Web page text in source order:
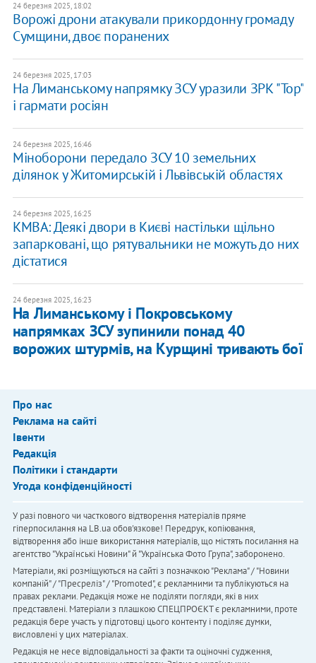
24 березня 2025, 18:02
Ворожі дрони атакували прикордонну громаду
Сумщини, двоє поранених
24 березня 2025, 17:03
На Лиманському напрямку ЗСУ уразили ЗРК "Тор"
і гармати росіян
24 березня 2025, 16:46
Міноборони передало ЗСУ 10 земельних
ділянок у Житомирській і Львівській областях
24 березня 2025, 16:25
КМВА: Деякі двори в Києві настільки щільно
запарковані, що рятувальники не можуть до них
дістатися
24 березня 2025, 16:23
На Лиманському і Покровському
напрямках ЗСУ зупинили понад 40
ворожих штурмів, на Курщині тривають бої
Про нас
Реклама на сайті
Івенти
Редакція
Політики і стандарти
Угода конфіденційності
У разі повного чи часткового відтворення матеріалів пряме
гіперпосилання на LB.ua обов'язкове! Передрук, копіювання,
відтворення або інше використання матеріалів, що містять посилання на
агентство "Українськi Новини" й "Українська Фото Група", заборонено.
Матеріали, які розміщуються на сайті з позначкою "Реклама" / "Новини
компаній" / "Пресреліз" / "Promoted", є рекламними та публікуються на
правах реклами. Редакція може не поділяти погляди, які в них
представлені. Матеріали з плашкою СПЕЦПРОЄКТ є рекламними, проте
редакція бере участь у підготовці цього контенту і поділяє думки,
висловлені у цих матеріалах.
Редакція не несе відповідальності за факти та оціночні судження,